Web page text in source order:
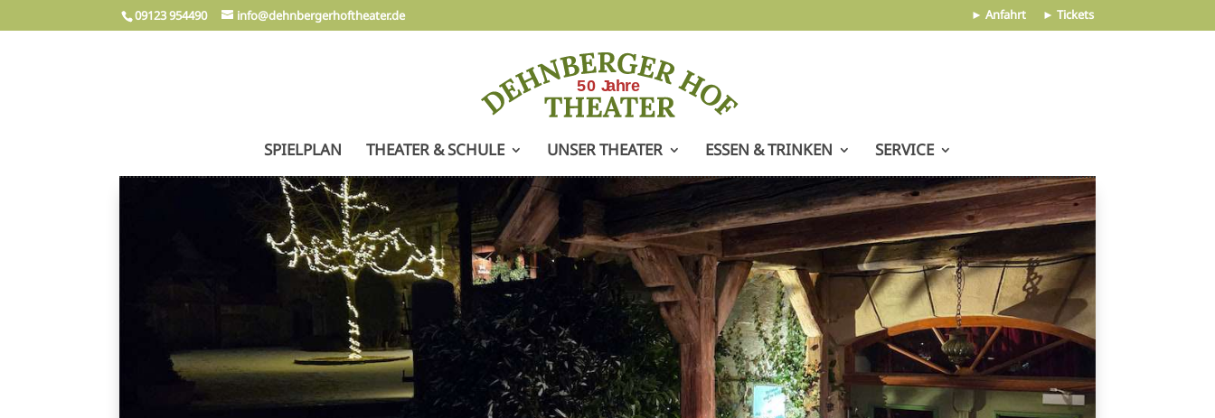
09123 954490 info@dehnbergerhoftheater.de ► Anfahrt ► Tickets
SPIELPLAN THEATER & SCHULE UNSER THEATER ESSEN & TRINKEN SERVICE